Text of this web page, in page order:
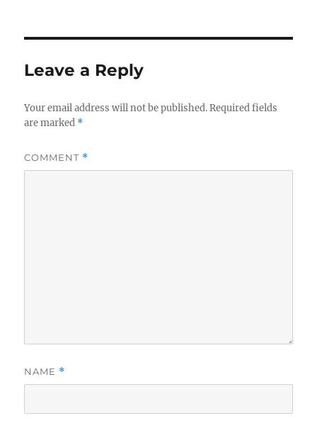
Leave a Reply
Your email address will not be published. Required fields
are marked *
COMMENT *
NAME *